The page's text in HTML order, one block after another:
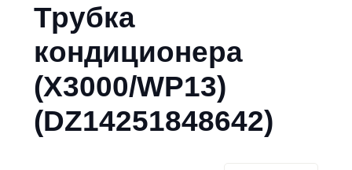
Трубка
кондиционера
(X3000/WP13)
(DZ14251848642)